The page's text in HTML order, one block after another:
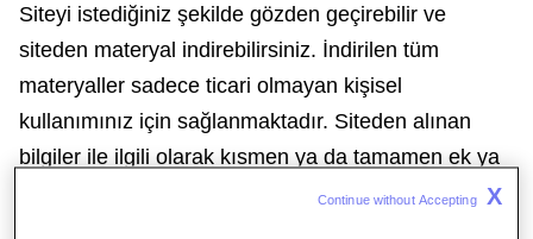
Siteyi istediğiniz şekilde gözden geçirebilir ve
siteden materyal indirebilirsiniz. İndirilen tüm
materyaller sadece ticari olmayan kişisel
kullanımınız için sağlanmaktadır. Siteden alınan
bilgiler ile ilgili olarak kısmen ya da tamamen ek ya
da değişiklik yapmamayı, bunları değiştirmemeyi ya
Continue without Accepting X